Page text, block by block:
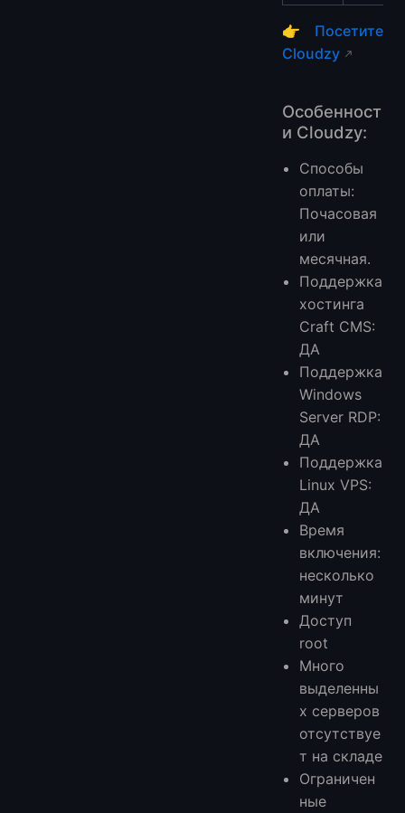
👉 Посетите
Cloudzy
Особенност
и Cloudzy:
Способы
оплаты:
Почасовая
или
месячная.
Поддержка
хостинга
Craft CMS:
ДА
Поддержка
Windows
Server RDP:
ДА
Поддержка
Linux VPS:
ДА
Время
включения:
несколько
минут
Доступ
root
Много
выделенны
х серверов
отсутствуе
т на складе
Ограничен
ные